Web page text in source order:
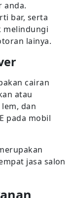
anda.
bar, serta
melindungi
lainya.
cairan
atau
dan
pada mobil
jasa salon